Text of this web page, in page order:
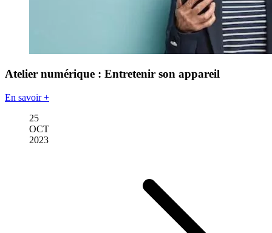
Atelier numérique : Entretenir son appareil
En savoir +
25
OCT
2023